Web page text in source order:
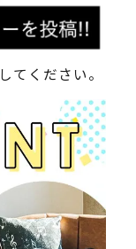
してください。